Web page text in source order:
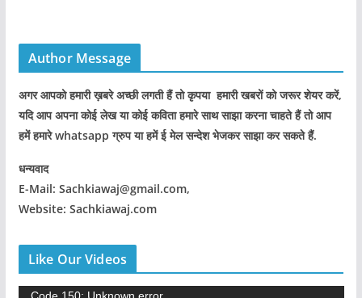
Author Message
अगर आपको हमारी ख़बरे अच्छी लगती हैं तो कृपया हमारी खबरों को जरूर शेयर करें,
यदि आप अपना कोई लेख या कोई कविता हमारे साथ साझा करना चाहते हैं तो आप
हमें हमारे whatsapp ग्रुप या हमें ई मेल सन्देश भेजकर साझा कर सकते हैं.
धन्यवाद
E-Mail: Sachkiawaj@gmail.com,
Website: Sachkiawaj.com
Like Our Videos